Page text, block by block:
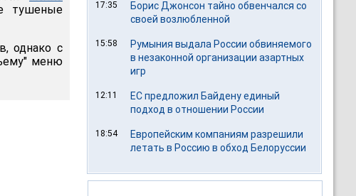
тушеные
однако с
меню
17:35
Борис Джонсон тайно обвенчался со
своей возлюбленной
15:58
Румыния выдала России обвиняемого
в незаконной организации азартных
игр
12:11
ЕС предложил Байдену единый
подход в отношении России
18:54
Европейским компаниям разрешили
летать в Россию в обход Белоруссии